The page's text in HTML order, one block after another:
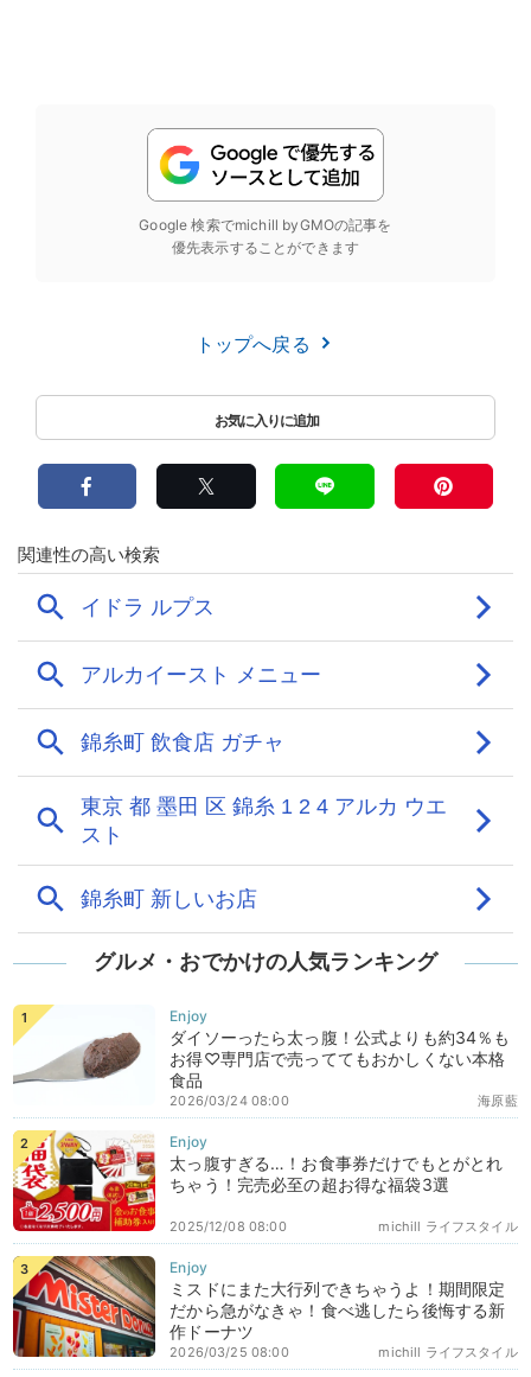
Google 検索でmichill byGMOの記事を
優先表示することができます
トップへ戻る
グルメ・おでかけの人気ランキング
ダイソーったら太っ腹！公式よりも約34％も
お得♡専門店で売っててもおかしくない本格
食品
海原藍
2026/03/24 08:00
太っ腹すぎる…！お食事券だけでもとがとれ
ちゃう！完売必至の超お得な福袋3選
michill ライフスタイル
2025/12/08 08:00
ミスドにまた大行列できちゃうよ！期間限定
だから急がなきゃ！食べ逃したら後悔する新
作ドーナツ
michill ライフスタイル
2026/03/25 08:00